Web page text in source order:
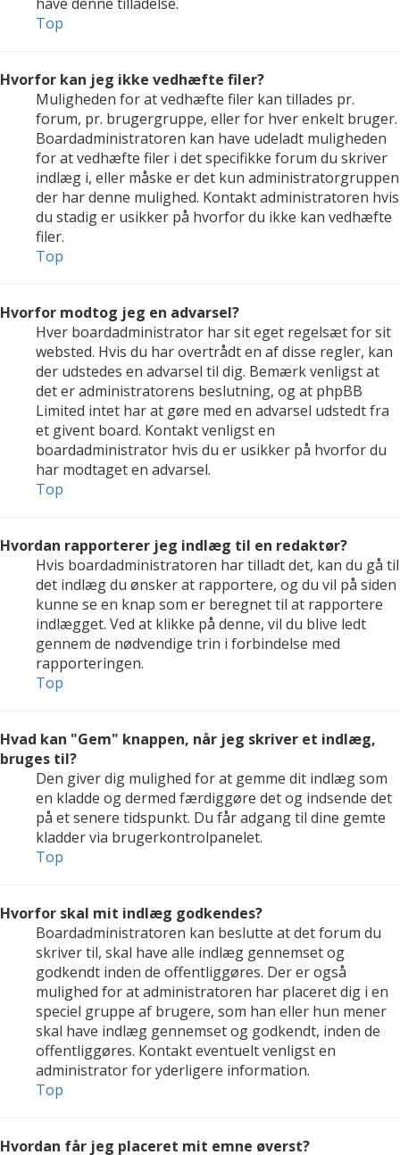
Top
Hvorfor kan jeg ikke vedhæfte filer?
Muligheden for at vedhæfte filer kan tillades pr.
forum, pr. brugergruppe, eller for hver enkelt bruger.
Boardadministratoren kan have udeladt muligheden
for at vedhæfte filer i det specifikke forum du skriver
indlæg i, eller måske er det kun administratorgruppen
der har denne mulighed. Kontakt administratoren hvis
du stadig er usikker på hvorfor du ikke kan vedhæfte
filer.
Top
Hvorfor modtog jeg en advarsel?
Hver boardadministrator har sit eget regelsæt for sit
websted. Hvis du har overtrådt en af disse regler, kan
der udstedes en advarsel til dig. Bemærk venligst at
det er administratorens beslutning, og at phpBB
Limited intet har at gøre med en advarsel udstedt fra
et givent board. Kontakt venligst en
boardadministrator hvis du er usikker på hvorfor du
har modtaget en advarsel.
Top
Hvordan rapporterer jeg indlæg til en redaktør?
Hvis boardadministratoren har tilladt det, kan du gå til
det indlæg du ønsker at rapportere, og du vil på siden
kunne se en knap som er beregnet til at rapportere
indlægget. Ved at klikke på denne, vil du blive ledt
gennem de nødvendige trin i forbindelse med
rapporteringen.
Top
Hvad kan "Gem" knappen, når jeg skriver et indlæg,
bruges til?
Den giver dig mulighed for at gemme dit indlæg som
en kladde og dermed færdiggøre det og indsende det
på et senere tidspunkt. Du får adgang til dine gemte
kladder via brugerkontrolpanelet.
Top
Hvorfor skal mit indlæg godkendes?
Boardadministratoren kan beslutte at det forum du
skriver til, skal have alle indlæg gennemset og
godkendt inden de offentliggøres. Der er også
mulighed for at administratoren har placeret dig i en
speciel gruppe af brugere, som han eller hun mener
skal have indlæg gennemset og godkendt, inden de
offentliggøres. Kontakt eventuelt venligst en
administrator for yderligere information.
Top
Hvordan får jeg placeret mit emne øverst?